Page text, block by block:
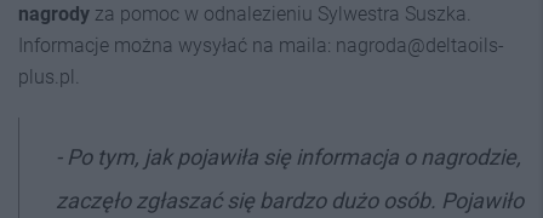
nagrody za pomoc w odnalezieniu Sylwestra Suszka.
Informacje można wysyłać na maila: nagroda@deltaoils-
plus.pl.
- Po tym, jak pojawiła się informacja o nagrodzie,
zaczęło zgłaszać się bardzo dużo osób. Pojawiło